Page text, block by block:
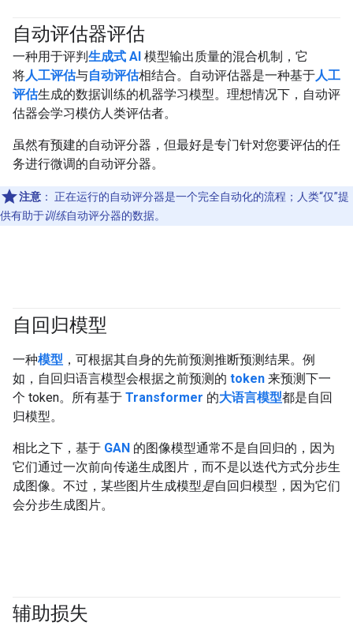
自动评估器评估
一种用于评判 生成式 AI 模型输出质量的混合机制，它
将人工评估与自动评估相结合。自动评估器是一种基于人工
评估生成的数据训练的机器学习模型。理想情况下，自动评
估器会学习模仿人类评估者。
虽然有预建的自动评分器，但最好是专门针对您要评估的任
务进行微调的自动评分器。
注意 ：
正在运行的自动评分器是一个完全自动化的流程；人类“仅”提
供有助于训练自动评分器的数据。
自回归模型
一种模型 ，可根据其自身的先前预测推断预测结果。例
如，自回归语言模型会根据之前预测的 token 来预测下一
个 token。所有基于 Transformer 的大语言模型都是自回
归模型。
相比之下，基于 GAN 的图像模型通常不是自回归的，因为
它们通过一次前向传递生成图片，而不是以迭代方式分步生
成图像。不过，某些图片生成模型是自回归模型，因为它们
会分步生成图片。
辅助损失